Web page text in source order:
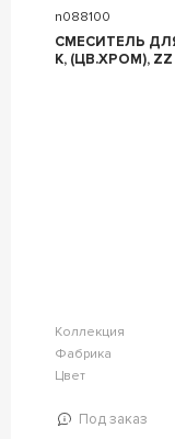
n088100
СМЕСИТЕЛЬ
К,
Коллекция
Фабрика
Цвет
Под заказ